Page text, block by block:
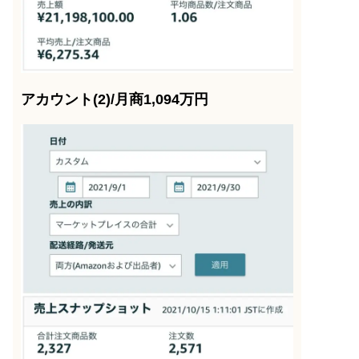
アカウント(2)/月商1,094万円